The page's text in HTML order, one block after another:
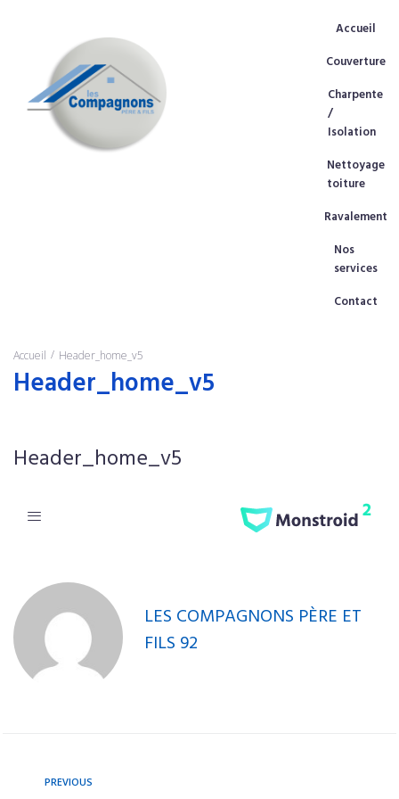
Accueil
Couverture
Charpente
/
Isolation
Nettoyage
toiture
Ravalement
Nos
services
Contact
Header_home_v5
Accueil / Header_home_v5
Header_home_v5
LES COMPAGNONS PÈRE ET
FILS 92
PREVIOUS